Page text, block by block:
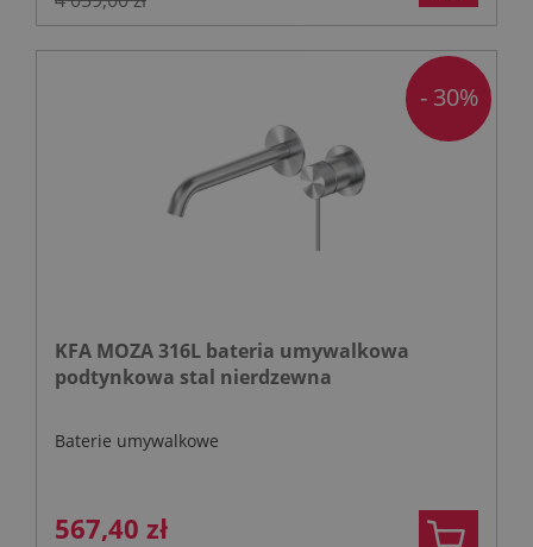
KFA MOZA 316L bateria umywalkowa
podtynkowa stal nierdzewna
Baterie umywalkowe
567,40 zł
- 30%